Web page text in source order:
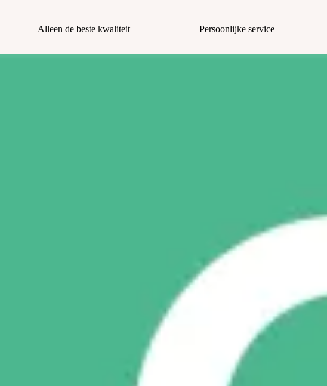
Alleen de beste kwaliteit Persoonlijke service